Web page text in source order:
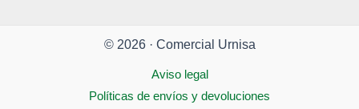
© 2026 · Comercial Urnisa
Aviso legal
Políticas de envíos y devoluciones